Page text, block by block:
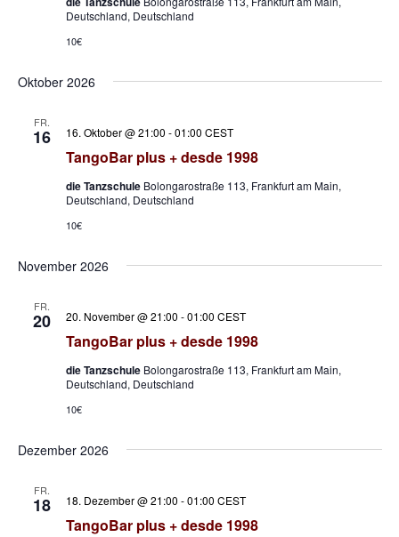
Deutschland, Deutschland
10€
Oktober 2026
FR.
16
TangoBar plus + desde 1998
16. Oktober @ 21:00 -01:00 CEST
die Tanzschule Bolongarostraße 113, Frankfurt am Main,
Deutschland, Deutschland
10€
November 2026
FR.
20
TangoBar plus + desde 1998
20. November @ 21:00 -01:00 CEST
die Tanzschule Bolongarostraße 113, Frankfurt am Main,
Deutschland, Deutschland
10€
Dezember 2026
FR.
18
TangoBar plus + desde 1998
18. Dezember @ 21:00 -01:00 CEST